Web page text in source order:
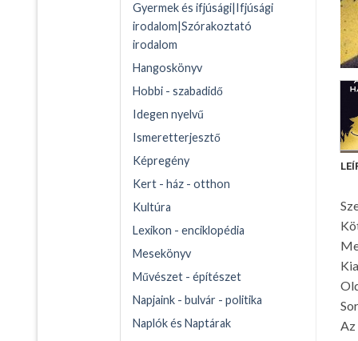
Gyermek és ifjúsági|Ifjúsági
irodalom|Szórakoztató
irodalom
Hangoskönyv
Hobbi - szabadidő
Idegen nyelvű
Ismeretterjesztő
Képregény
Kert - ház - otthon
Kultúra
Lexikon - enciklopédia
Mesekönyv
Művészet - építészet
Napjaink - bulvár - politika
Naplók és Naptárak
Az